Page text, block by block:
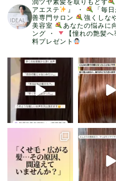
潤ツヤ素髪を取りもどす
アエステ
』 ・
「毎
善専門サロン
強くしな
美容室
あなたの悩みに
ング ・
【憧れの艶髪
料プレゼント